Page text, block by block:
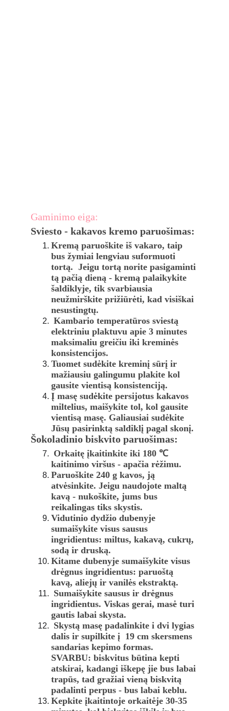
Gaminimo eiga:
Sviesto - kakavos kremo paruošimas:
Kremą paruoškite iš vakaro, taip
bus žymiai lengviau suformuoti
tortą.  Jeigu tortą norite pasigaminti
tą pačią dieną - kremą palaikykite
šaldiklyje, tik svarbiausia
neužmirškite prižiūrėti, kad visiškai
nesustingtų.
elektriniu plaktuvu apie 3 minutes
maksimaliu greičiu iki kreminės
konsistencijos.
Tuomet sudėkite kreminį sūrį ir
mažiausiu galingumu plakite kol
gausite vientisą konsistenciją.
Į masę sudėkite persijotus kakavos
miltelius, maišykite tol, kol gausite
vientisą masę. Galiausiai sudėkite
Jūsų pasirinktą saldiklį pagal skonį.
Šokoladinio biskvito paruošimas:
kaitinimo viršus - apačia rėžimu.
Paruoškite 240 g kavos, ją
atvėsinkite. Jeigu naudojote maltą
kavą - nukoškite, jums bus
reikalingas tiks skystis.
Vidutinio dydžio dubenyje
sumaišykite visus sausus
ingridientus: miltus, kakavą, cukrų,
sodą ir druską.
Kitame dubenyje sumaišykite visus
drėgnus ingridientus: paruoštą
kavą, aliejų ir vanilės ekstraktą.
ingridientus. Viskas gerai, masė turi
gautis labai skysta.
dalis ir supilkite į  19 cm skersmens
sandarias kepimo formas.
SVARBU: biskvitus būtina kepti
atskirai, kadangi iškepę jie bus labai
trapūs, tad gražiai vieną biskvitą
padalinti perpus - bus labai keblu.
Kepkite įkaitintoje orkaitėje 30-35